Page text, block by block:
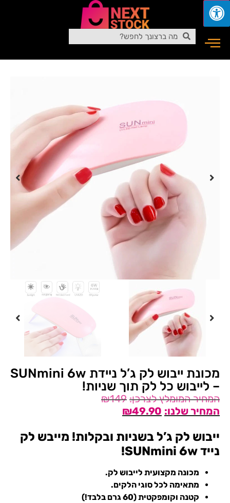
מכונת ייבוש לק ג’ל ניידת SUNmini 6w
– לייבוש כל לק תוך שניות!
₪149
₪49.90
ייבוש לק ג’ל בשניות ובקלות! מייבש לק
נייד SUNmini 6w!
מכונה מקצועית לייבוש לק.
מתאימה לכל סוגי הלקים.
קטנה וקומפקטית (60 גרם בלבד!)